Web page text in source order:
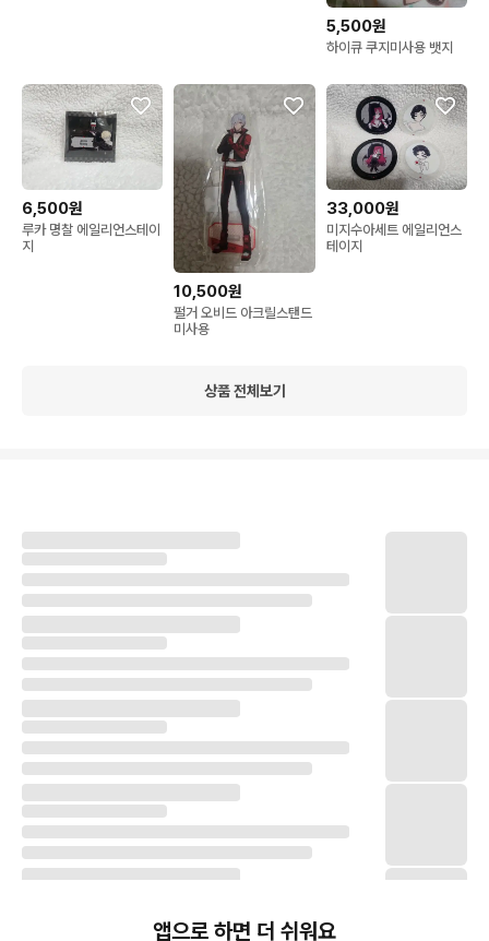
5,500원
하이큐 쿠지미사용 뱃지
6,500원
루카 명찰 에일리언스테이
지
10,500원
펄거 오비드 아크릴스탠드
미사용
33,000원
미지수아세트 에일리언스
테이지
상품 전체보기
앱으로 하면 더 쉬워요